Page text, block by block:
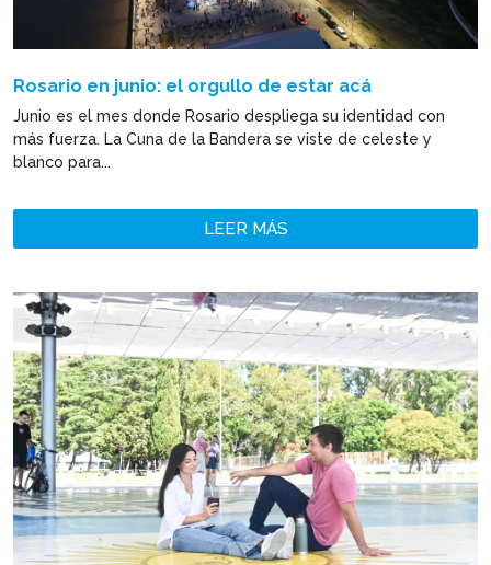
Rosario en junio: el orgullo de estar acá
Junio es el mes donde Rosario despliega su identidad con
más fuerza. La Cuna de la Bandera se viste de celeste y
blanco para...
LEER MÁS